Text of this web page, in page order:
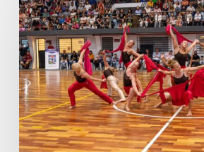
de
la
selección
de
gimnasia
artística
de